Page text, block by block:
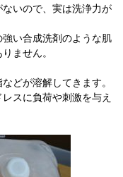
いので、実は洗浄力が
い合成洗剤のような肌
ません。
どが溶解してきます。
スに負荷や刺激を与え